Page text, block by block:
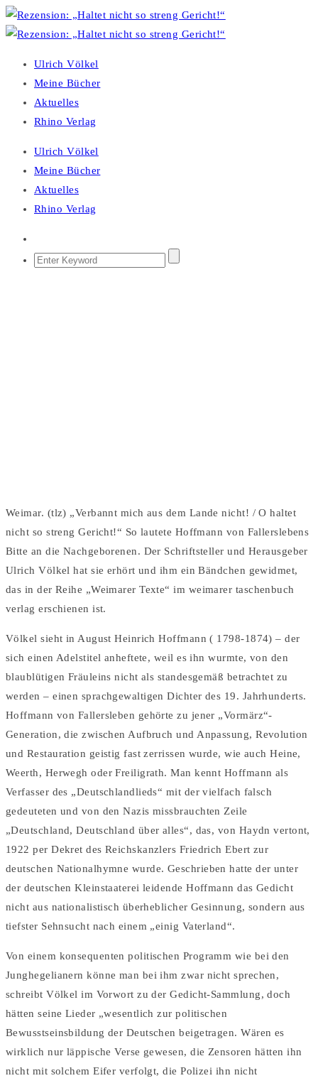
Ulrich Völkel
Meine Bücher
Aktuelles
Rhino Verlag
Ulrich Völkel
Meine Bücher
Aktuelles
Rhino Verlag
Weimar. (tlz) „Verbannt mich aus dem Lande nicht! / O haltet
nicht so streng Gericht!“ So lautete Hoffmann von Fallerslebens
Bitte an die Nachgeborenen. Der Schriftsteller und Herausgeber
Ulrich Völkel hat sie erhört und ihm ein Bändchen gewidmet,
das in der Reihe „Weimarer Texte“ im weimarer taschenbuch
verlag erschienen ist.
Völkel sieht in August Heinrich Hoffmann ( 1798-1874) – der
sich einen Adelstitel anheftete, weil es ihn wurmte, von den
blaublütigen Fräuleins nicht als standesgemäß betrachtet zu
werden – einen sprachgewaltigen Dichter des 19. Jahrhunderts.
Hoffmann von Fallersleben gehörte zu jener „Vormärz“-
Generation, die zwischen Aufbruch und Anpassung, Revolution
und Restauration geistig fast zerrissen wurde, wie auch Heine,
Weerth, Herwegh oder Freiligrath. Man kennt Hoffmann als
Verfasser des „Deutschlandlieds“ mit der vielfach falsch
gedeuteten und von den Nazis missbrauchten Zeile
„Deutschland, Deutschland über alles“, das, von Haydn vertont,
1922 per Dekret des Reichskanzlers Friedrich Ebert zur
deutschen Nationalhymne wurde. Geschrieben hatte der unter
der deutschen Kleinstaaterei leidende Hoffmann das Gedicht
nicht aus nationalistisch überheblicher Gesinnung, sondern aus
tiefster Sehnsucht nach einem „einig Vaterland“.
Von einem konsequenten politischen Programm wie bei den
Junghegelianern könne man bei ihm zwar nicht sprechen,
schreibt Völkel im Vorwort zu der Gedicht-Sammlung, doch
hätten seine Lieder „wesentlich zur politischen
Bewusstseinsbildung der Deutschen beigetragen. Wären es
wirklich nur läppische Verse gewesen, die Zensoren hätten ihn
nicht mit solchem Eifer verfolgt, die Polizei ihn nicht